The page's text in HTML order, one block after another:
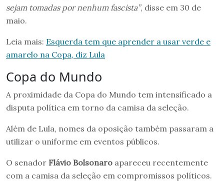
sejam tomadas por nenhum fascista”, disse em 30 de
maio.
Leia mais: Esquerda tem que aprender a usar verde e
amarelo na Copa, diz Lula
Copa do Mundo
A proximidade da Copa do Mundo tem intensificado a
disputa política em torno da camisa da seleção.
Além de Lula, nomes da oposição também passaram a
utilizar o uniforme em eventos públicos.
O senador Flávio Bolsonaro apareceu recentemente
com a camisa da seleção em compromissos políticos.